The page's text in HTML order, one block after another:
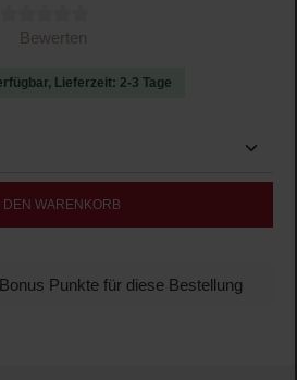
von 0 von 5 Sternen
Bewerten
Lieferzeit: 2-3 Tage
den gewünschten Wert ein
DEN WARENKORB
Punkte für diese Bestellung